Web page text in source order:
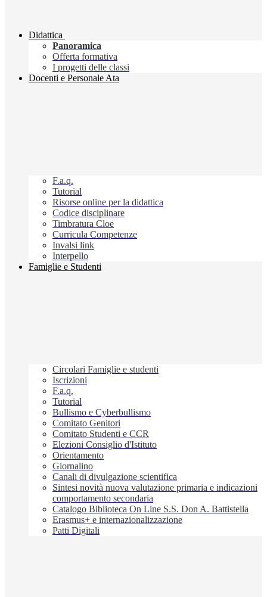
Didattica
Panoramica
Offerta formativa
I progetti delle classi
Docenti e Personale Ata
F.a.q.
Tutorial
Risorse online per la didattica
Codice disciplinare
Timbratura Cloe
Curricula Competenze
Invalsi link
Interpello
Famiglie e Studenti
Circolari Famiglie e studenti
Iscrizioni
F.a.q.
Tutorial
Bullismo e Cyberbullismo
Comitato Genitori
Comitato Studenti e CCR
Elezioni Consiglio d'Istituto
Orientamento
Giornalino
Canali di divulgazione scientifica
Sintesi novità nuova valutazione primaria e indicazioni
comportamento secondaria
Catalogo Biblioteca On Line S.S. Don A. Battistella
Erasmus+ e internazionalizzazione
Patti Digitali